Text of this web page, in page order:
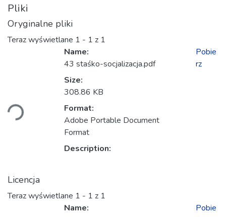
Pliki
Oryginalne pliki
Teraz wyświetlane 1 - 1 z 1
Name:
43 staśko-socjalizacja.pdf
Size:
308.86 KB
Format:
Adobe Portable Document
Format
Description:
Pobie
rz
Licencja
Teraz wyświetlane 1 - 1 z 1
Name:
Pobie